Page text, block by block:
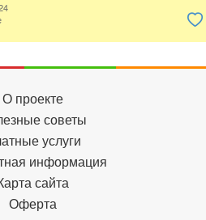
О проекте
советы
услуги
информация
сайта
Оферта